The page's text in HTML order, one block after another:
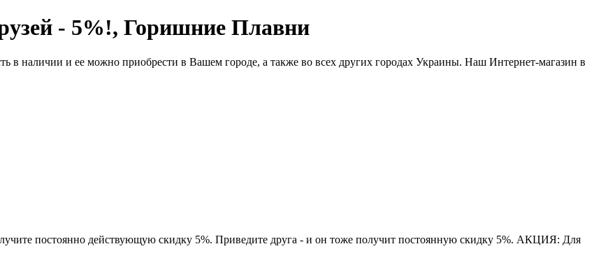
- 5%!, Горишние Плавни
в наличии и ее можно приобрести в Вашем городе, а также во всех других городах Украины. Наш Интернет-магазин в
постоянно действующую скидку 5%. Приведите друга - и он тоже получит постоянную скидку 5%. АКЦИЯ: Для